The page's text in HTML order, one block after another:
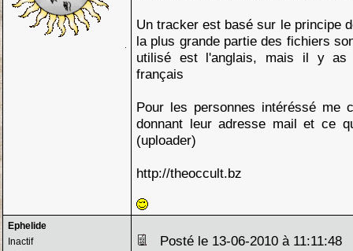
Un tracker est basé sur le principe
la plus grande partie des fichiers
utilisé est l'anglais, mais il y
français
Pour les personnes intéréssé me
donnant leur adresse mail et ce
(uploader)
http://theoccult.bz
Ephelide
Inactif
Posté le 13-06-2010 à 11:11:48